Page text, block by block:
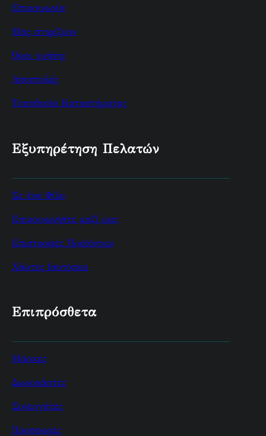
Επικοινωνία
Μας στηρίζουν
Όροι χρήσης
Αποστολές
Τοποθεσία Καταστήματος
Εξυπηρέτηση Πελατών
Σε ένα Φίλο
Επικοινωνήστε μαζί μας
Επιστροφές Προϊόντων
Χάρτης Ισοτόπου
Επιπρόσθετα
Μάρκες
Δωροκάρτες
Συνεργάτες
Προσφορές